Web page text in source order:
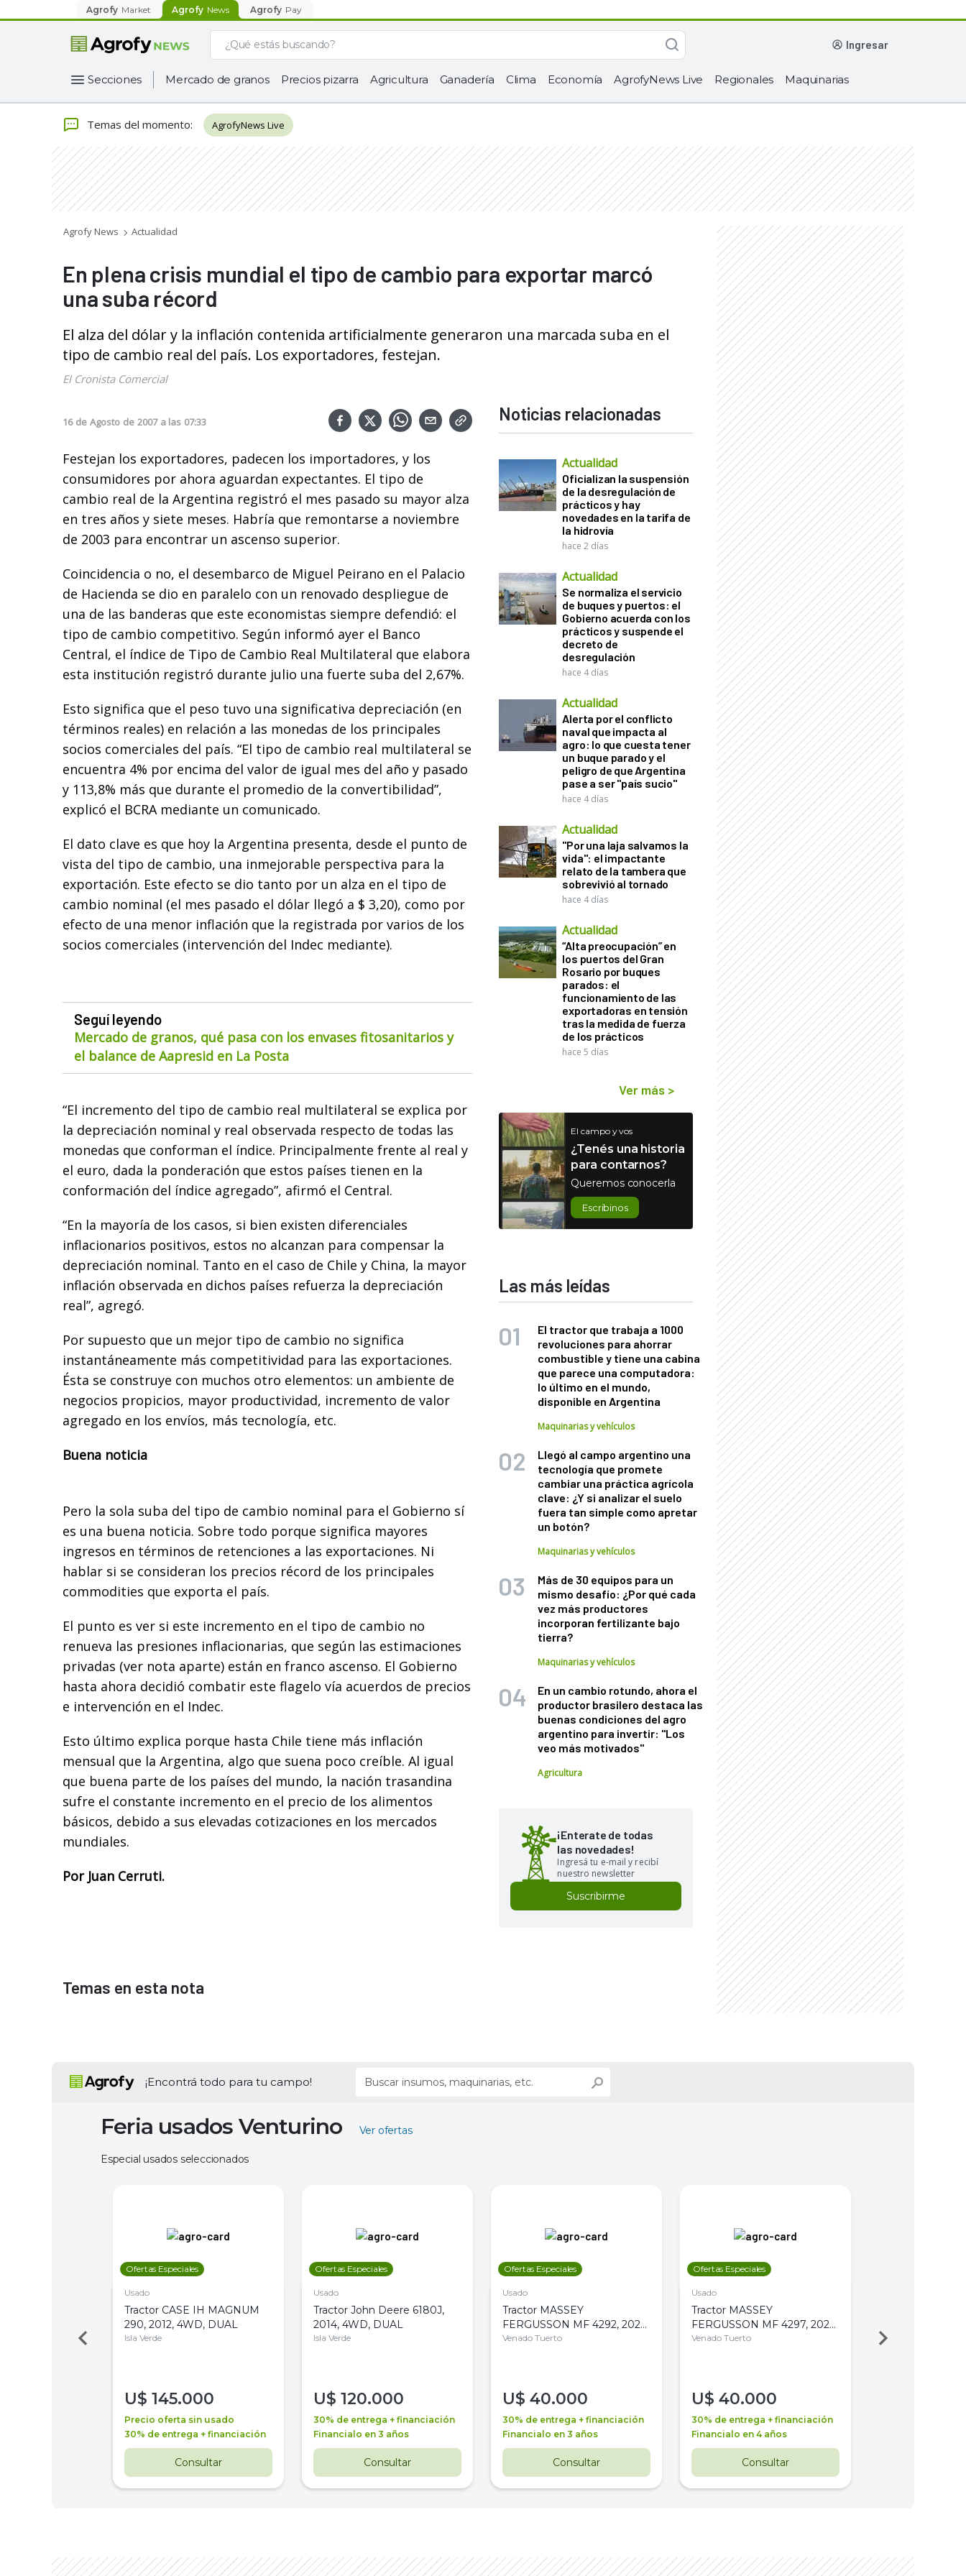
Agrofy Market Agrofy News Agrofy Pay
ingresar
Secciones Mercado de granos Precios pizarra Agricultura Ganadería Clima Economía AgrofyNews Live Regionales Maquinarias
Temas del momento: AgrofyNews Live
Agrofy News Actualidad
En plena crisis mundial el tipo de cambio para exportar marcó
una suba récord
El alza del dólar y la inflación contenida artificialmente generaron una marcada suba en el
tipo de cambio real del país. Los exportadores, festejan.
El Cronista Comercial
16 de Agosto de 2007 a las 07:33
Festejan los exportadores, padecen los importadores, y los
consumidores por ahora aguardan expectantes. El tipo de
cambio real de la Argentina registró el mes pasado su mayor alza
en tres años y siete meses. Habría que remontarse a noviembre
de 2003 para encontrar un ascenso superior.
Coincidencia o no, el desembarco de Miguel Peirano en el Palacio
de Hacienda se dio en paralelo con un renovado despliegue de
una de las banderas que este economistas siempre defendió: el
tipo de cambio competitivo. Según informó ayer el Banco
Central, el índice de Tipo de Cambio Real Multilateral que elabora
esta institución registró durante julio una fuerte suba del 2,67%.
Esto significa que el peso tuvo una significativa depreciación (en
términos reales) en relación a las monedas de los principales
socios comerciales del país. “El tipo de cambio real multilateral se
encuentra 4% por encima del valor de igual mes del año y pasado
y 113,8% más que durante el promedio de la convertibilidad”,
explicó el BCRA mediante un comunicado.
El dato clave es que hoy la Argentina presenta, desde el punto de
vista del tipo de cambio, una inmejorable perspectiva para la
exportación. Este efecto se dio tanto por un alza en el tipo de
cambio nominal (el mes pasado el dólar llegó a $ 3,20), como por
efecto de una menor inflación que la registrada por varios de los
socios comerciales (intervención del Indec mediante).
Seguí leyendo
Mercado de granos, qué pasa con los envases fitosanitarios y
el balance de Aapresid en La Posta
“El incremento del tipo de cambio real multilateral se explica por
la depreciación nominal y real observada respecto de todas las
monedas que conforman el índice. Principalmente frente al real y
el euro, dada la ponderación que estos países tienen en la
conformación del índice agregado”, afirmó el Central.
“En la mayoría de los casos, si bien existen diferenciales
inflacionarios positivos, estos no alcanzan para compensar la
depreciación nominal. Tanto en el caso de Chile y China, la mayor
inflación observada en dichos países refuerza la depreciación
real”, agregó.
Por supuesto que un mejor tipo de cambio no significa
instantáneamente más competitividad para las exportaciones.
Ésta se construye con muchos otro elementos: un ambiente de
negocios propicios, mayor productividad, incremento de valor
agregado en los envíos, más tecnología, etc.
Buena noticia
Pero la sola suba del tipo de cambio nominal para el Gobierno sí
es una buena noticia. Sobre todo porque significa mayores
ingresos en términos de retenciones a las exportaciones. Ni
hablar si se consideran los precios récord de los principales
commodities que exporta el país.
El punto es ver si este incremento en el tipo de cambio no
renueva las presiones inflacionarias, que según las estimaciones
privadas (ver nota aparte) están en franco ascenso. El Gobierno
hasta ahora decidió combatir este flagelo vía acuerdos de precios
e intervención en el Indec.
Esto último explica porque hasta Chile tiene más inflación
mensual que la Argentina, algo que suena poco creíble. Al igual
que buena parte de los países del mundo, la nación trasandina
sufre el constante incremento en el precio de los alimentos
básicos, debido a sus elevadas cotizaciones en los mercados
mundiales.
Por Juan Cerruti.
Noticias relacionadas
Actualidad
Oficializan la suspensión
de la desregulación de
prácticos y hay
novedades en la tarifa de
la hidrovía
hace 2 días
Actualidad
Se normaliza el servicio
de buques y puertos: el
Gobierno acuerda con los
prácticos y suspende el
decreto de
desregulación
hace 4 días
Actualidad
Alerta por el conflicto
naval que impacta al
agro: lo que cuesta tener
un buque parado y el
peligro de que Argentina
pase a ser "país sucio"
hace 4 días
Actualidad
"Por una laja salvamos la
vida": el impactante
relato de la tambera que
sobrevivió al tornado
hace 4 días
Actualidad
“Alta preocupación” en
los puertos del Gran
Rosario por buques
parados: el
funcionamiento de las
exportadoras en tensión
tras la medida de fuerza
de los prácticos
hace 5 días
Ver más >
El campo y vos
¿Tenés una historia
para contarnos?
Queremos conocerla
Escribinos
Las más leídas
El tractor que trabaja a 1000
revoluciones para ahorrar
combustible y tiene una cabina
que parece una computadora:
lo último en el mundo,
disponible en Argentina
Maquinarias y vehículos
Llegó al campo argentino una
tecnología que promete
cambiar una práctica agrícola
clave: ¿Y si analizar el suelo
fuera tan simple como apretar
un botón?
Maquinarias y vehículos
Más de 30 equipos para un
mismo desafío: ¿Por qué cada
vez más productores
incorporan fertilizante bajo
tierra?
Maquinarias y vehículos
En un cambio rotundo, ahora el
productor brasilero destaca las
buenas condiciones del agro
argentino para invertir: "Los
veo más motivados"
Agricultura
¡Enterate de todas
las novedades!
Ingresá tu e-mail y recibí
nuestro newsletter
Suscribirme
Temas en esta nota
¡Encontrá todo para tu campo!
Feria usados Venturino Ver ofertas
Especial usados seleccionados
Ofertas Especiales
Usado
Tractor CASE IH MAGNUM
290, 2012, 4WD, DUAL
Isla Verde
U$ 145.000
Precio oferta sin usado
30% de entrega + financiación
Consultar
Ofertas Especiales
Usado
Tractor John Deere 6180J,
2014, 4WD, DUAL
Isla Verde
U$ 120.000
30% de entrega + financiación
Financialo en 3 años
Consultar
Ofertas Especiales
Usado
Tractor MASSEY
FERGUSSON MF 4292, 2020,
4WD, PATON
Venado Tuerto
U$ 40.000
30% de entrega + financiación
Financialo en 3 años
Consultar
Ofertas Especiales
Usado
Tractor MASSEY
FERGUSSON MF 4297, 2020,
4WD, PATON
Venado Tuerto
U$ 40.000
30% de entrega + financiación
Financialo en 4 años
Consultar
Venado Tuerto